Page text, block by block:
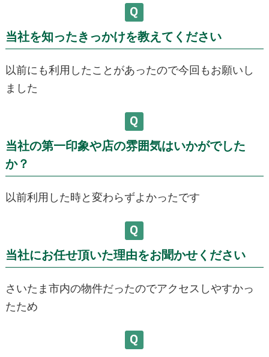
当社を知ったきっかけを教えてください
以前にも利用したことがあったので今回もお願いし
ました
当社の第一印象や店の雰囲気はいかがでした
か？
以前利用した時と変わらずよかったです
当社にお任せ頂いた理由をお聞かせください
さいたま市内の物件だったのでアクセスしやすかっ
たため